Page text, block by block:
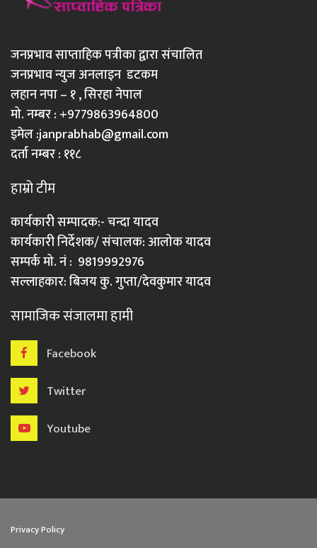
जनप्रभाव साप्ताहिक पत्रीका द्वारा संचालित
जनप्रभाव न्युज अनलाइन डटकम
लहान नपा – १ , सिरहा नेपाल
मो. नम्बर : +9779863964800
इमेल :janprabhab@gmail.com
दर्ता नम्बर : ११८
हाम्रो टीम
कार्यकारी सम्पादक:- चन्दा यादव
कार्यकारी निर्देशक/ संचालक: आलोक यादव
सम्पर्क मो. नं : 9819992976
सल्लाहकार: बिजय कु. गुप्ता/देवकुमार यादव
सामाजिक संजालमा हामी
Facebook
Twitter
Youtube
Privacy Policy